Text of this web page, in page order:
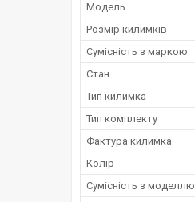
Модель
Розмір килимків
Сумісність з маркою
Стан
Тип килимка
Тип комплекту
Фактура килимка
Колір
Сумісність з моделлю